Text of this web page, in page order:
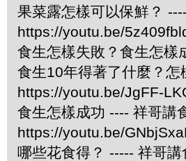
果菜露怎樣可以保鮮？
https://youtu.be/
食生怎樣失敗？食生怎樣
食生10年得著了什麼？
https://youtu.be/JgFF-
食生怎樣成功 ---- 祥哥講
https://youtu.be/
哪些花食得？ ----- 祥哥講